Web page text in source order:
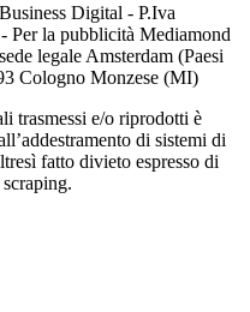
Digital - P.Iva
Per la pubblicità Mediamond
legale Amsterdam (Paesi
Cologno Monzese (MI)
trasmessi e/o riprodotti è
di sistemi di
fatto divieto espresso di